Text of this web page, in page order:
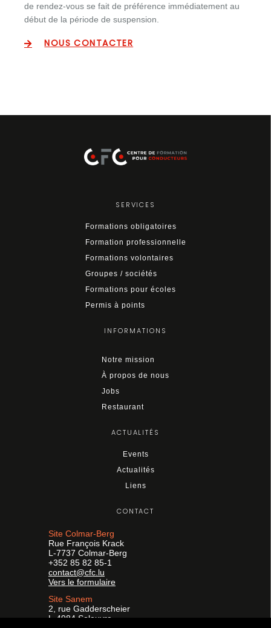
de rendez-vous se fait de préférence immédiatement au
début de la période de suspension.
NOUS CONTACTER
SERVICES
Formations obligatoires
Formation professionnelle
Formations volontaires
Groupes / sociétés
Formations pour écoles
Permis à points
INFORMATIONS
Notre mission
À propos de nous
Jobs
Restaurant
ACTUALITÉS
Events
Actualités
Liens
CONTACT
Site Colmar-Berg
Rue François Krack
L-7737 Colmar-Berg
+352 85 82 85-1
contact@cfc.lu
Vers le formulaire
Site Sanem
2, rue Gadderscheier
L-4984 Soleuvre